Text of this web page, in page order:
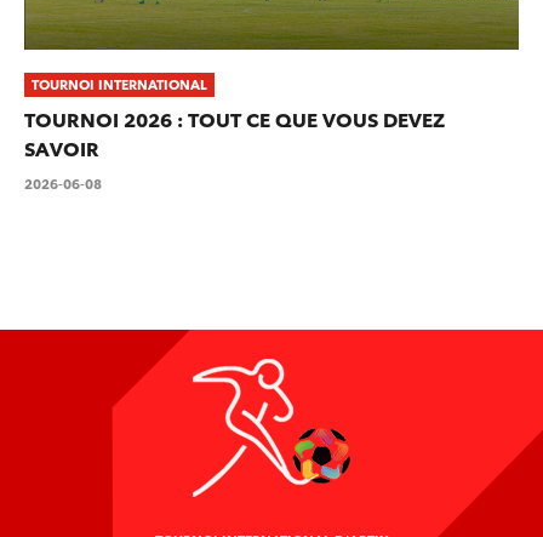
TOURNOI INTERNATIONAL
TOURNOI 2026 : TOUT CE QUE VOUS DEVEZ
SAVOIR
2026-06-08